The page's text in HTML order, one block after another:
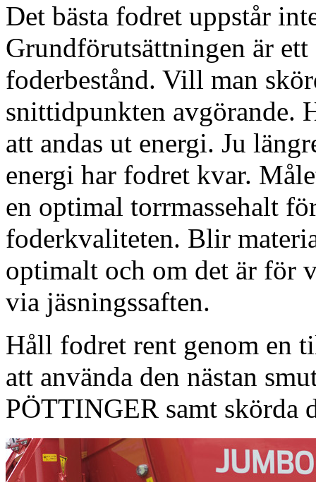
Det bästa fodret uppstår
Grundförutsättningen är
foderbestånd. Vill man
snittidpunkten avgörande.
att andas ut energi. Ju
energi har fodret kvar.
en optimal torrmassehalt
foderkvaliteten. Blir
optimalt och om det är för
via jäsningssaften.
Håll fodret rent genom en
att använda den nästan
PÖTTINGER samt skörda